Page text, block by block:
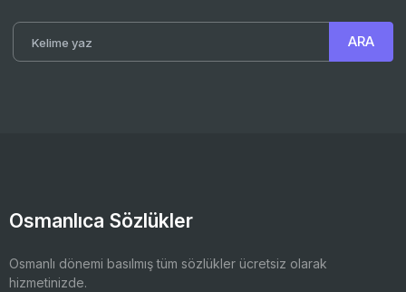
Osmanlıca Sözlükler
Osmanlı dönemi basılmış tüm sözlükler ücretsiz olarak
hizmetinizde.